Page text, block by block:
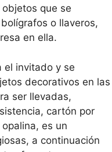
que se
o llaveros,
en ella.
el invitado y se
decorativos en las
ser llevadas,
cartón por
es un
a continuación